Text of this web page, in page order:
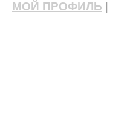
МОЙ ПРОФИЛЬ